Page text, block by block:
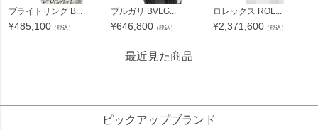
ブライトリング B...
¥485,100 （税込）
ブルガリ BVLG...
¥646,800 （税込）
ロレックス ROL...
¥2,371,600 （税込）
最近見た商品
ピックアップブランド